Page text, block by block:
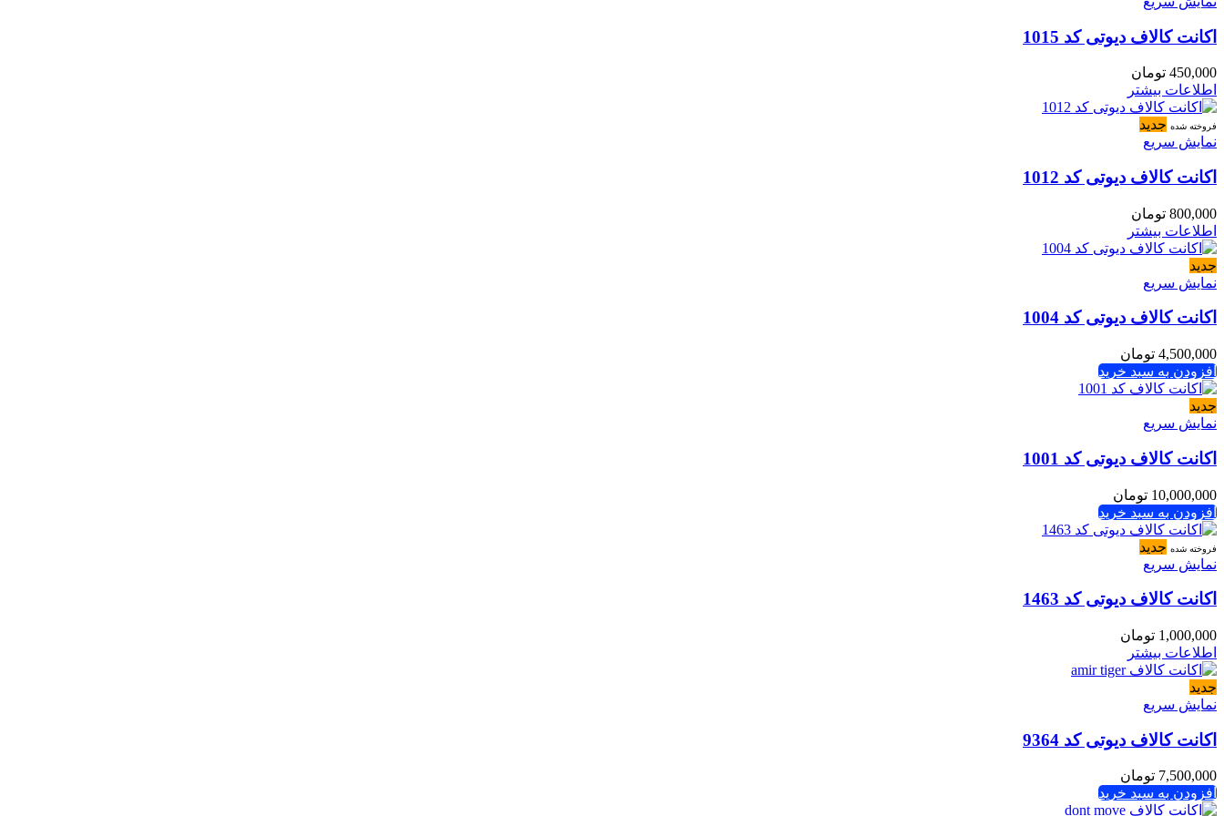
اکانت کالاف دیوتی کد 1015
450,000 تومان
اطلاعات بیشتر
فروخته شده جدید
نمایش سریع
اکانت کالاف دیوتی کد 1012
800,000 تومان
اطلاعات بیشتر
جدید
نمایش سریع
اکانت کالاف دیوتی کد 1004
4,500,000 تومان
افزودن به سبد خرید
جدید
نمایش سریع
اکانت کالاف دیوتی کد 1001
10,000,000 تومان
افزودن به سبد خرید
فروخته شده جدید
نمایش سریع
اکانت کالاف دیوتی کد 1463
1,000,000 تومان
اطلاعات بیشتر
جدید
نمایش سریع
اکانت کالاف دیوتی کد 9364
7,500,000 تومان
افزودن به سبد خرید